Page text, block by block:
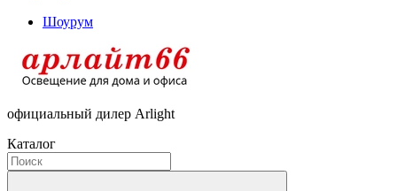
Шоурум
официальный дилер Arlight
Каталог